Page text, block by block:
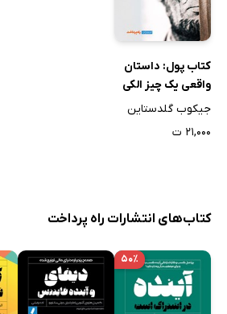
کتاب پول: داستان
واقعی یک چیز الکی
جیکوب گلدستاین
۲۱,۰۰۰ ت
کتاب‌های انتشارات راه پرداخت
۵۰٪